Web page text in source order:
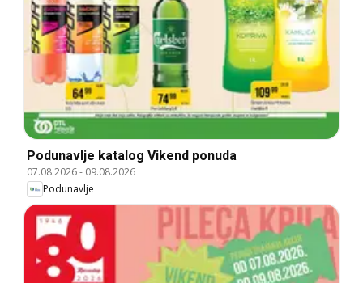
Podunavlje katalog Vikend ponuda
07.08.2026- 09.08.2026
Podunavlje